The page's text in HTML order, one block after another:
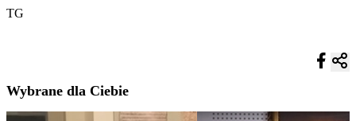
TG
Wybrane dla Ciebie